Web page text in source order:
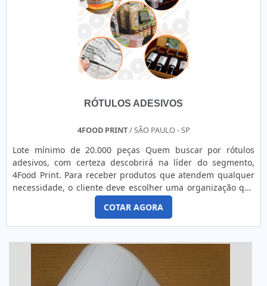
RÓTULOS ADESIVOS
4FOOD PRINT/ SÃO PAULO - SP
Lote mínimo de 20.000 peças Quem buscar por rótulos
adesivos, com certeza descobrirá na líder do segmento,
4Food Print. Para receber produtos que atendem qualquer
necessidade, o cliente deve escolher uma organização que
se destaque por um bom suporte pré-venda e tenha ampla
experiência no ramo.MAIS DETALHES INTERESSANTES
SOBRE RÓTULOS ADESIVOSQuem precisa de rótulos
serviços, consegue encont...
COTAR AGORA